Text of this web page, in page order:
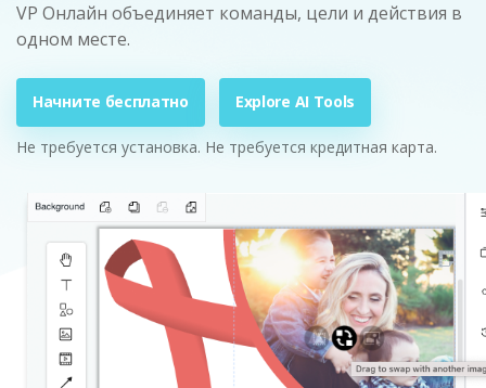
VP Онлайн объединяет команды, цели и действия в
одном месте.
Начните бесплатно Explore AI Tools
Не требуется установка. Не требуется кредитная карта.